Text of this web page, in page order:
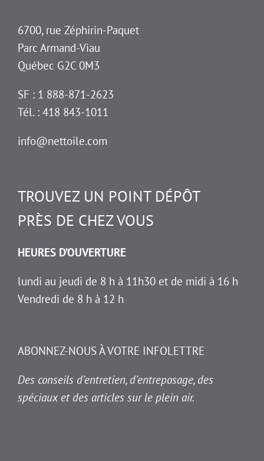
6700, rue Zéphirin-Paquet
Parc Armand-Viau
Québec G2C 0M3
SF : 1 888-871-2623
Tél. : 418 843-1011
info@nettoile.com
TROUVEZ UN POINT DÉPÔT
PRÈS DE CHEZ VOUS
HEURES D’OUVERTURE
lundi au jeudi de 8 h à 11h30 et de midi à 16 h
Vendredi de 8 h à 12 h
ABONNEZ-NOUS À VOTRE INFOLETTRE
Des conseils d’entretien, d’entreposage, des
spéciaux et des articles sur le plein air.